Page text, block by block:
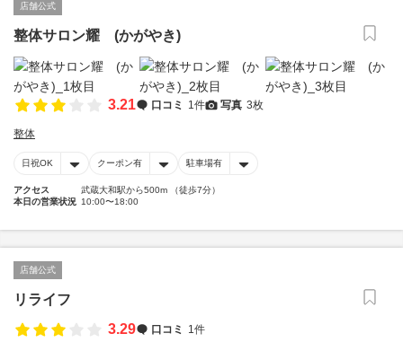
店舗公式
整体サロン耀 (かがやき)
3.21 口コミ 1件 写真 3枚
整体
日祝OK クーポン有 駐車場有
アクセス
武蔵大和駅から500m （徒歩7分）
本日の営業状況 10:00〜18:00
店舗公式
リライフ
3.29
口コミ 1件